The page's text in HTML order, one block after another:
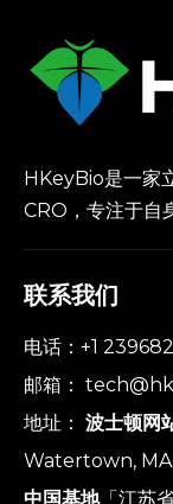
HKeyBio是一家
CRO，专注于自
联系我们
电话：+1
邮箱：
地址： 波士顿网
Watertown, MA
中国基地「江苏